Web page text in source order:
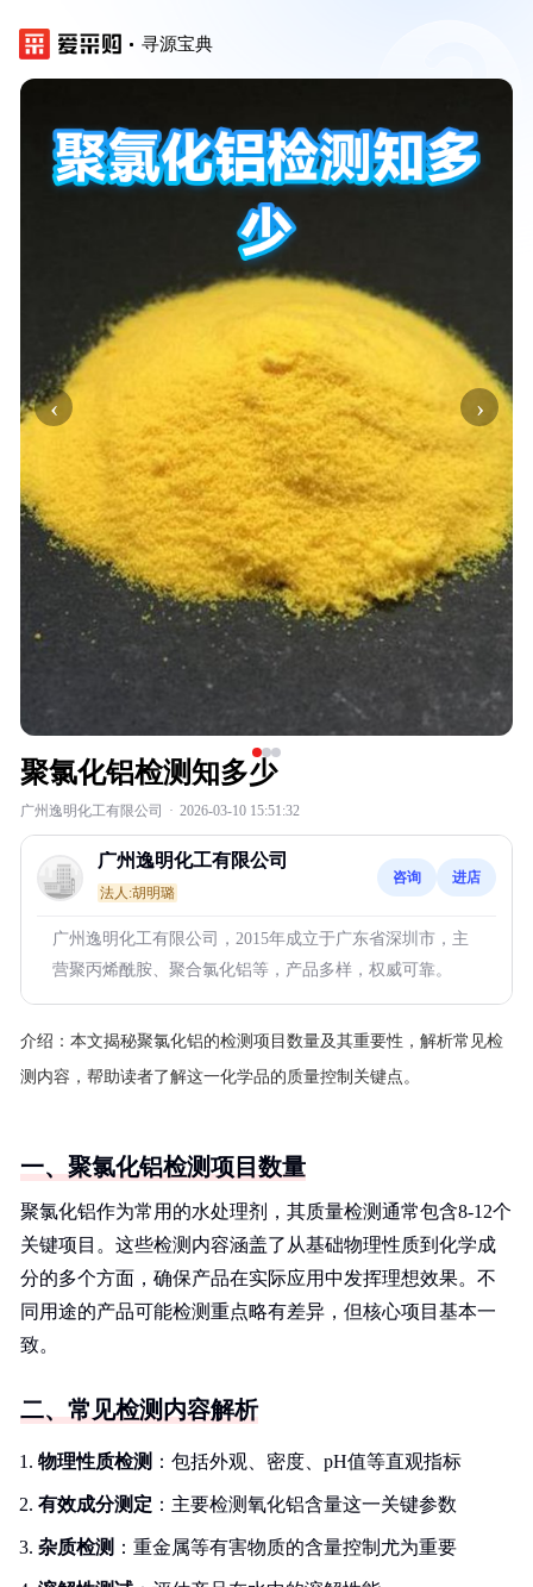
寻源宝典
‹ ›
聚氯化铝检测知多少
广州逸明化工有限公司 · 2026-03-10 15:51:32
广州逸明化工有限公司
法人:胡明璐
咨询 进店
广州逸明化工有限公司，2015年成立于广东省深圳市，主
营聚丙烯酰胺、聚合氯化铝等，产品多样，权威可靠。
介绍： 本文揭秘聚氯化铝的检测项目数量及其重要性，解析常见检
测内容，帮助读者了解这一化学品的质量控制关键点。
一、聚氯化铝检测项目数量
聚氯化铝作为常用的水处理剂，其质量检测通常包含8-12个
关键项目。这些检测内容涵盖了从基础物理性质到化学成
分的多个方面，确保产品在实际应用中发挥理想效果。不
同用途的产品可能检测重点略有差异，但核心项目基本一
致。
二、常见检测内容解析
物理性质检测 ：包括外观、密度、pH值等直观指标
有效成分测定 ：主要检测氧化铝含量这一关键参数
杂质检测 ：重金属等有害物质的含量控制尤为重要